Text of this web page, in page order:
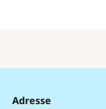
Adresse